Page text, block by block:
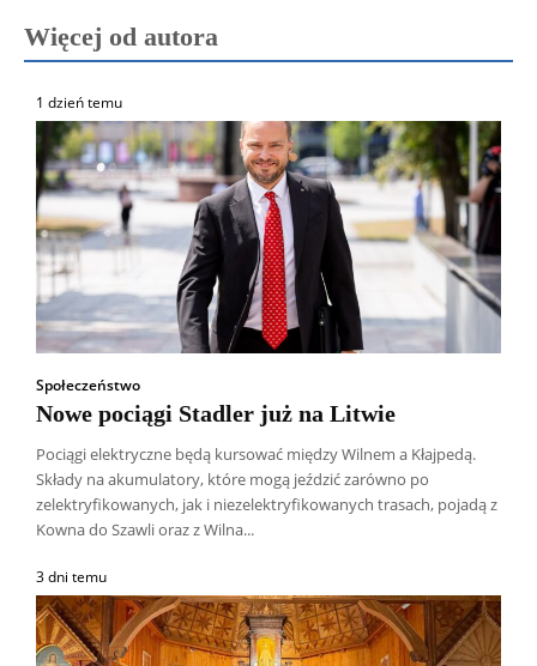
Więcej od autora
1 dzień temu
Społeczeństwo
Nowe pociągi Stadler już na Litwie
Pociągi elektryczne będą kursować między Wilnem a Kłajpedą.
Składy na akumulatory, które mogą jeździć zarówno po
zelektryfikowanych, jak i niezelektryfikowanych trasach, pojadą z
Kowna do Szawli oraz z Wilna...
3 dni temu